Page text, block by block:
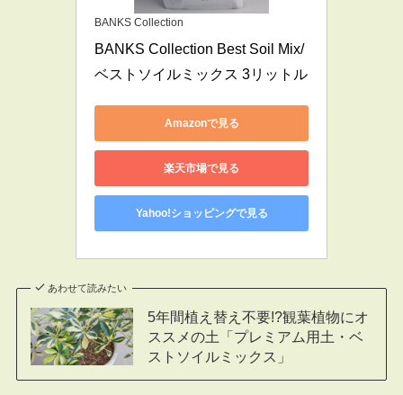
BANKS Collection
BANKS Collection Best Soil Mix/
ベストソイルミックス 3リットル
Amazonで見る
楽天市場で見る
Yahoo!ショッピングで見る
あわせて読みたい
5年間植え替え不要!?観葉植物にオ
ススメの土「プレミアム用土・ベ
ストソイルミックス​」